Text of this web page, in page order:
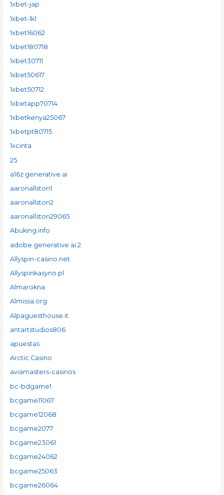
1xbet-jap
1xbet-lk1
1xbet16062
1xbet180718
1xbet30711
1xbet50617
1xbet50712
1xbetapp70714
1xbetkenya25067
1xbetpt80715
1xcinta
25
a16z generative ai
aaronallston1
aaronallston2
aaronallston29065
Abuking.info
adobe generative ai 2
Allyspin-casino.net
Allyspinkasyno.pl
Almarokna
Almissa.org
Alpaguesthouse.it
antartstudios806
apuestas
Arctic Casino
aviamasters-casinos
bc-bdgame1
bcgame11067
bcgame12068
bcgame2077
bcgame23061
bcgame24062
bcgame25063
bcgame26064